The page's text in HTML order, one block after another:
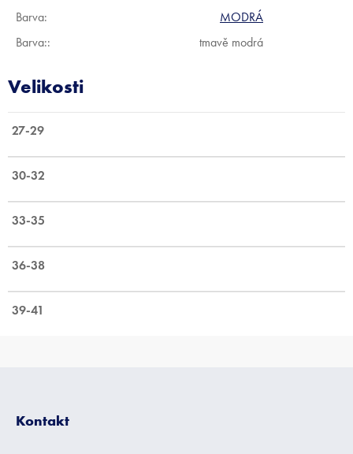
Barva:
MODRÁ
Barva:: tmavě modrá
27-29
30-32
33-35
36-38
39-41
Kontakt